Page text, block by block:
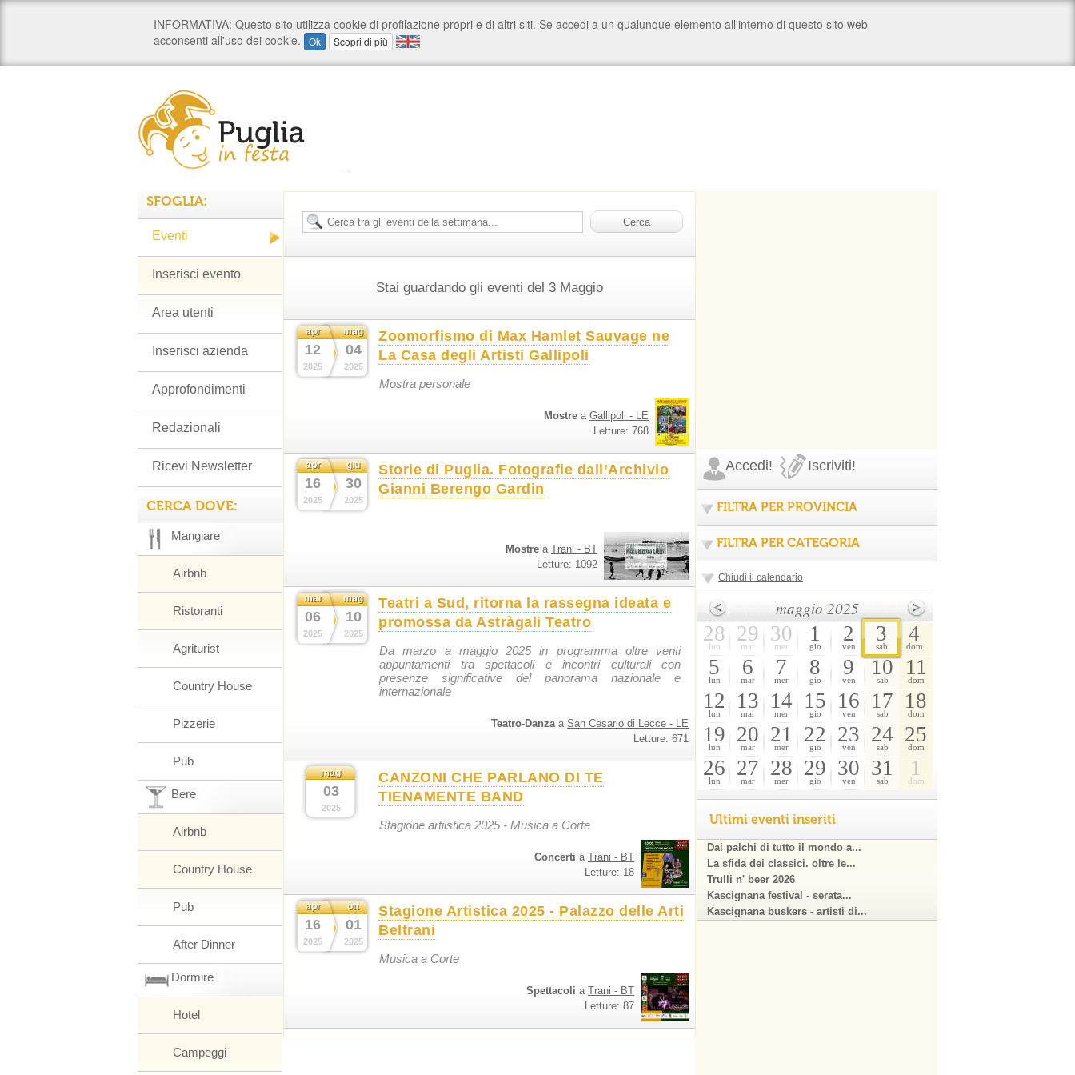
Stai guardando gli eventi del 3 Maggio
apr
12
2025
mag
04
2025
Zoomorfismo di Max Hamlet Sauvage ne
La Casa degli Artisti Gallipoli
Mostra personale
Mostre a Gallipoli - LE
Letture: 768
apr
16
2025
giu
30
2025
Storie di Puglia. Fotografie dall’Archivio
Gianni Berengo Gardin
Mostre a Trani - BT
Letture: 1092
mar
06
2025
mag
10
2025
Teatri a Sud, ritorna la rassegna ideata e
promossa da Astràgali Teatro
Da marzo a maggio 2025 in programma oltre venti
appuntamenti tra spettacoli e incontri culturali con
presenze significative del panorama nazionale e
internazionale
Teatro-Danzaa San Cesario di Lecce - LE
Letture: 671
mag
03
2025
CANZONI CHE PARLANO DI TE
TIENAMENTE BAND
Stagione artiistica 2025 - Musica a Corte
Concerti a Trani - BT
Letture: 18
apr
16
2025
ott
01
2025
Stagione Artistica 2025 - Palazzo delle Arti
Beltrani
Musica a Corte
Spettacoli a Trani - BT
Letture: 87
SFOGLIA:
Eventi
Inserisci evento
Area utenti
Inserisci azienda
Approfondimenti
Redazionali
Ricevi Newsletter
CERCA DOVE:
Mangiare
Airbnb
Ristoranti
Agriturist
Country House
Pizzerie
Pub
Bere
Airbnb
Country House
Pub
After Dinner
Dormire
Hotel
Campeggi
Accedi! Iscriviti!
FILTRA PER PROVINCIA
FILTRA PER CATEGORIA
Chiudi il calendario
maggio 2025
28
lun
29
mar
30
mer
1
gio
2
ven
3
sab
4
dom
5
lun
6
mar
7
mer
8
gio
9
ven
10
sab
11
dom
12
lun
13
mar
14
mer
15
gio
16
ven
17
sab
18
dom
19
lun
20
mar
21
mer
22
gio
23
ven
24
sab
25
dom
26
lun
27
mar
28
mer
29
gio
30
ven
31
sab
1
dom
Ultimi eventi inseriti
Dai palchi di tutto il mondo a...
La sfida dei classici. oltre le...
Trulli n' beer 2026
Kascignana festival - serata...
Kascignana buskers - artisti di...